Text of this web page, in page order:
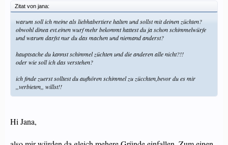
Zitat von jana:
warum soll ich meine als liebhabertiere halten und sollst mit deinen züchten?
obwohl dinea evt.einen wurf mehr bekommt hattest du ja schon schimmelwürfe
und warum darfst nur du das machen und niemand anderst?
hauptsache du kannst schimmel züchten und die anderen alle nicht?!!
oder wie soll ich das verstehen?
ich finde zuerst solltest du aufhören schimmel zu zücchten,bevor du es mir
,,verbieten,, willst!!
Hi Jana,